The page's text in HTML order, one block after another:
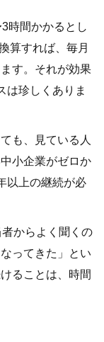
時間かかるとし
算すれば、毎月
す。それが効果
は珍しくありま
も、見ている人
小企業がゼロか
以上の継続が必
からよく聞くの
ってきた」とい
ることは、時間